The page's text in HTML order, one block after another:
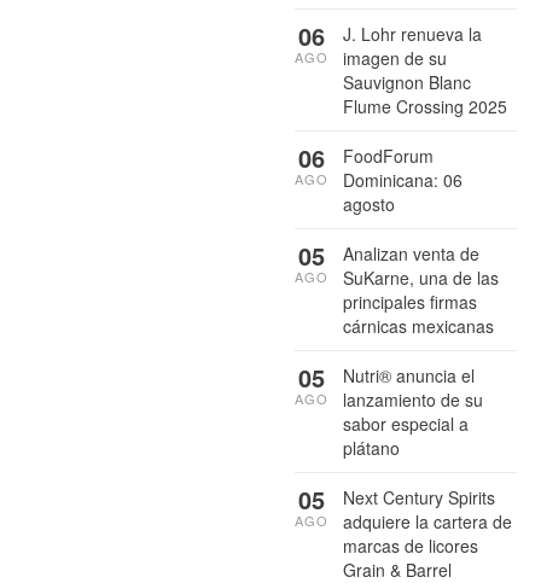
J. Lohr renueva la
imagen de su
Sauvignon Blanc
Flume Crossing 2025
06
AGO
FoodForum
Dominicana: 06
agosto
06
AGO
Analizan venta de
SuKarne, una de las
principales firmas
cárnicas mexicanas
05
AGO
Nutri® anuncia el
lanzamiento de su
sabor especial a
plátano
05
AGO
Next Century Spirits
adquiere la cartera de
marcas de licores
Grain & Barrel
05
AGO